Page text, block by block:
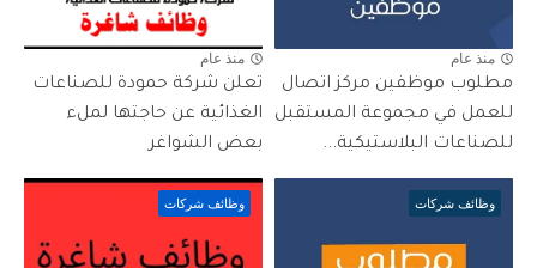
منذ عام
مطلوب موظفين مركز اتصال
للعمل في مجموعة المستقبل
للصناعات البلاستيكية...
منذ عام
تعلن شركة حمودة للصناعات
الغذائية عن حاجتها لملء
بعض الشواغر
وظائف شركات وظائف شركات